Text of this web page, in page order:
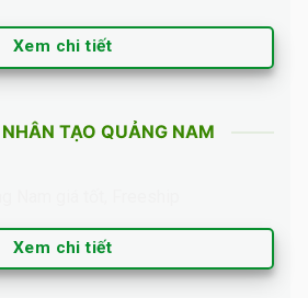
Xem chi tiết
TẠO QUẢNG NAM
Xem chi tiết